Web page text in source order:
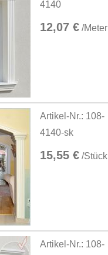
4140
12,07 € /Meter
Artikel-Nr.: 108-
4140-sk
15,55 € /Stück
Artikel-Nr.: 108-